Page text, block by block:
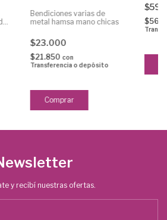
Bendiciones varias de
metal hamsa mano chicas
$23.000
$21.850 con
Transferencia o depósito
y recibí nuestras ofertas.